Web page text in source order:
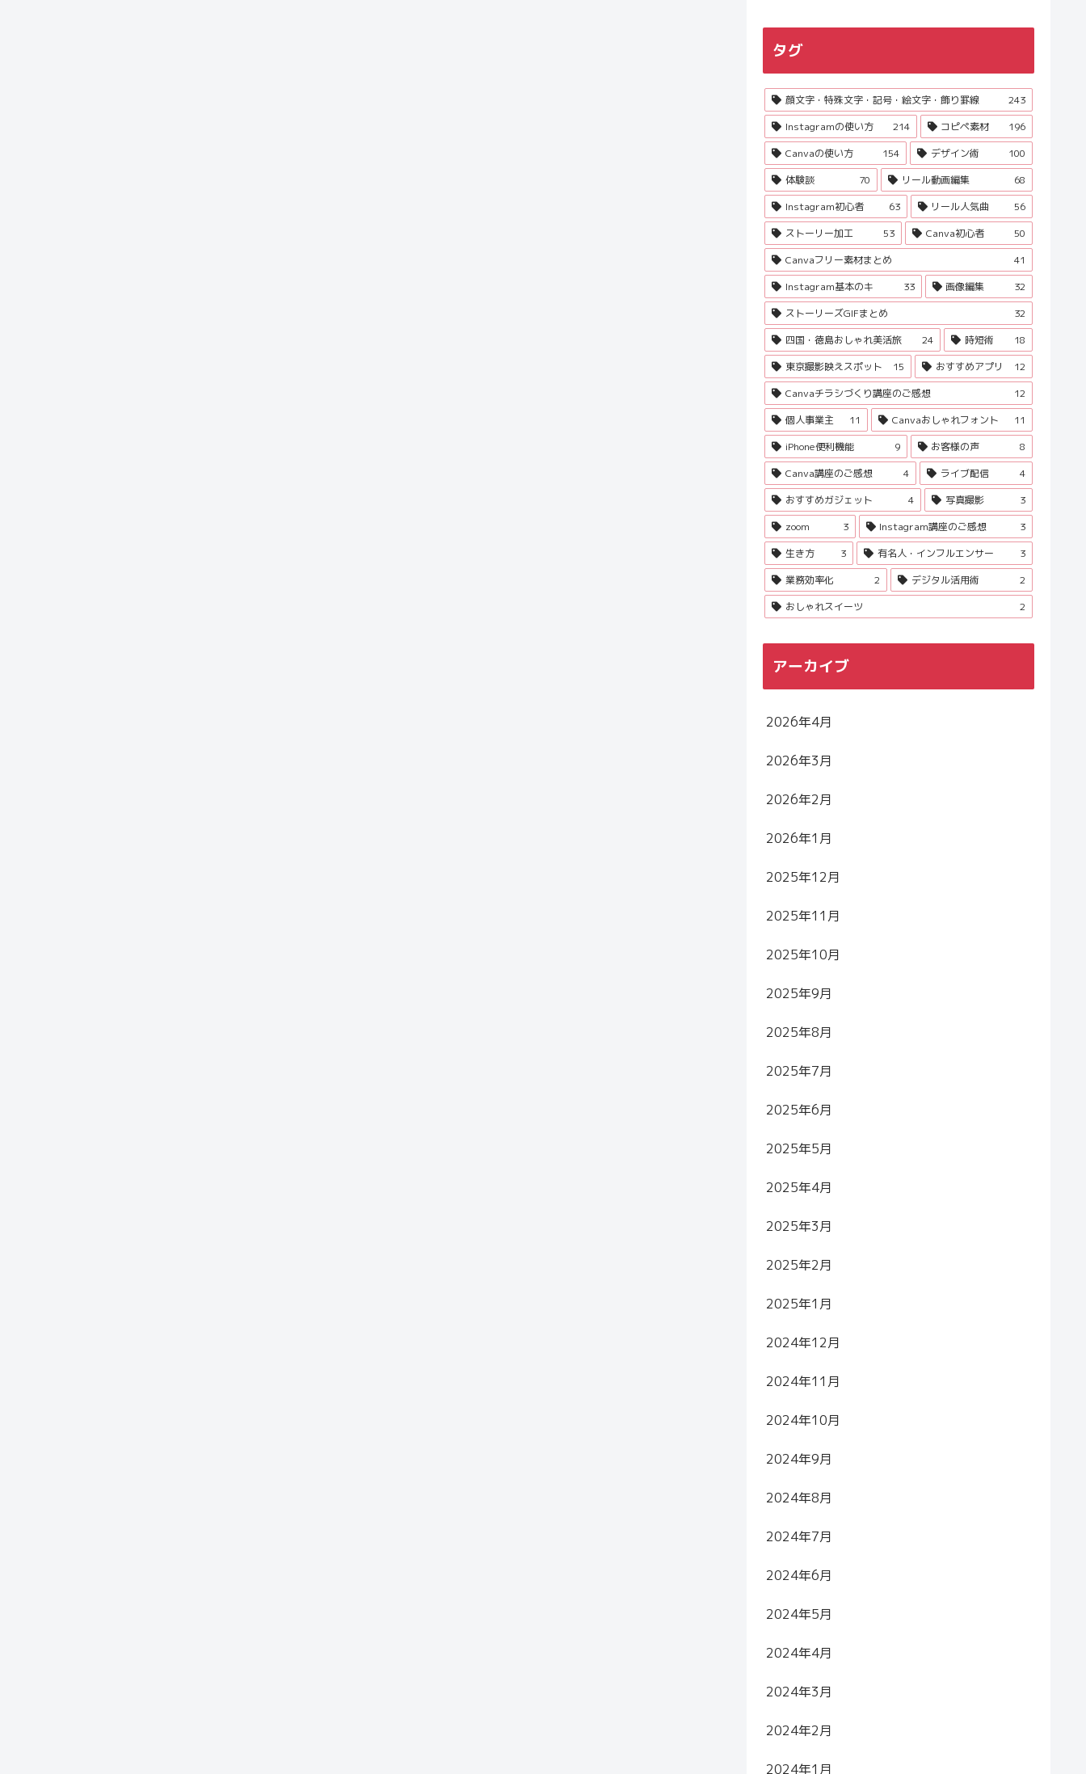
タグ
顔文字・特殊文字・記号・絵文字・飾り罫線
243
Instagramの使い方
214 コピペ素材
196
Canvaの使い方
154 デザイン術
100
体験談
70 リール動画編集
68
Instagram初心者
63 リール人気曲
56
ストーリー加工
53 Canva初心者
50
Canvaフリー素材まとめ
41
Instagram基本のキ
33 画像編集
32
ストーリーズGIFまとめ
32
四国・徳島おしゃれ美活旅
24 時短術
18
東京撮影映えスポット
15 おすすめアプリ
12
Canvaチラシづくり講座のご感想
12
個人事業主
11 Canvaおしゃれフォント
11
iPhone便利機能
9 お客様の声
8
Canva講座のご感想
4 ライブ配信
4
おすすめガジェット
4 写真撮影
3
zoom
3 Instagram講座のご感想
3
生き方
3 有名人・インフルエンサー
3
業務効率化
2 デジタル活用術
2
おしゃれスイーツ
2
アーカイブ
2026年4月
2026年3月
2026年2月
2026年1月
2025年12月
2025年11月
2025年10月
2025年9月
2025年8月
2025年7月
2025年6月
2025年5月
2025年4月
2025年3月
2025年2月
2025年1月
2024年12月
2024年11月
2024年10月
2024年9月
2024年8月
2024年7月
2024年6月
2024年5月
2024年4月
2024年3月
2024年2月
2024年1月